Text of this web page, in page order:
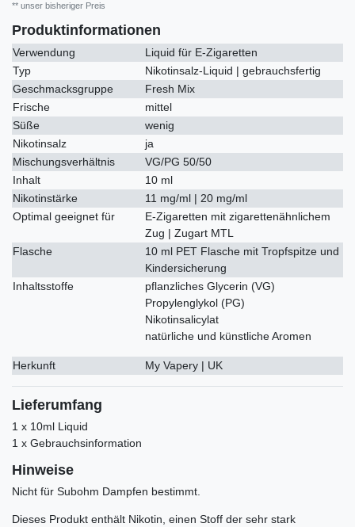
** unser bisheriger Preis
Produktinformationen
Verwendung
Liquid für E-Zigaretten
Typ
Nikotinsalz-Liquid | gebrauchsfertig
Geschmacksgruppe
Fresh Mix
Frische
mittel
Süße
wenig
Nikotinsalz
ja
Mischungsverhältnis
VG/PG 50/50
Inhalt
10 ml
Nikotinstärke
11 mg/ml | 20 mg/ml
Optimal geeignet für
E-Zigaretten mit zigarettenähnlichem
Zug | Zugart MTL
Flasche
10 ml PET Flasche mit Tropfspitze und
Kindersicherung
Inhaltsstoffe
pflanzliches Glycerin (VG)
Propylenglykol (PG)
Nikotinsalicylat
natürliche und künstliche Aromen
Herkunft My Vapery | UK
Lieferumfang
1 x 10ml Liquid
1 x Gebrauchsinformation
Hinweise
Nicht für Subohm Dampfen bestimmt.
Dieses Produkt enthält Nikotin, einen Stoff der sehr stark